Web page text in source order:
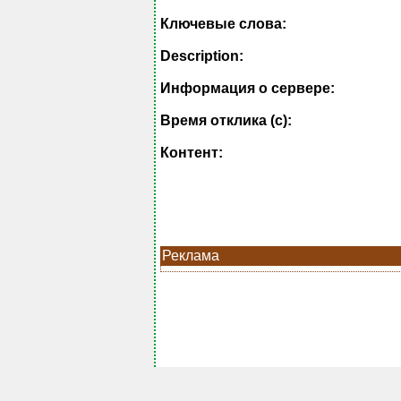
Ключевые слова:
Description:
Информация о сервере:
Время отклика (с):
Контент:
Реклама